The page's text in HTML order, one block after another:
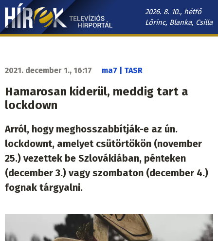
Ugrás
tartalomra
2026. 8. 10., hétfő
Lőrinc, Blanka, Csilla
Hírek.sk
2021. december 1., 16:17 ma7 | TASR
Hamarosan kiderül, meddig tart a
lockdown
Arról, hogy meghosszabbítják-e az ún.
lockdownt, amelyet csütörtökön (november
25.) vezettek be Szlovákiában, pénteken
(december 3.) vagy szombaton (december 4.)
fognak tárgyalni.